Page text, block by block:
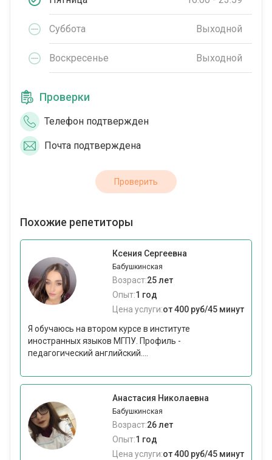
Суббота Выходной
Воскресенье Выходной
Проверки
Телефон подтвержден
Почта подтверждена
Проверить
Похожие репетиторы
Ксения Сергеевна
Бабушкинская
Возраст:25 лет
Опыт:1 год
Цена услуги:от 400 руб/45 минут
Я обучаюсь на втором курсе в институте
иностранных языков МГПУ. Профиль -
педагогический английский....
Анастасия Николаевна
Бабушкинская
Возраст:26 лет
Опыт:1 год
Цена услуги:от 400 руб/45 минут